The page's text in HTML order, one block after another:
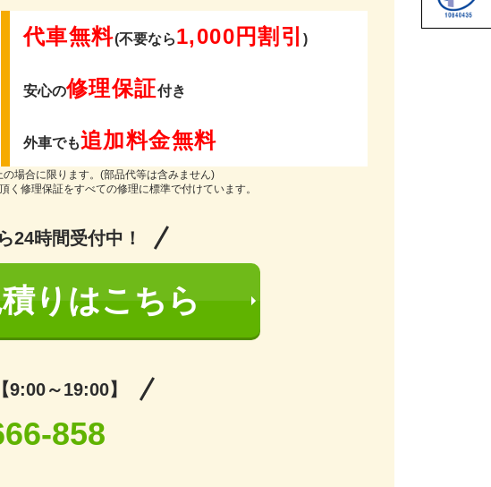
代車無料(不要なら1,000円割引)
安心の修理保証付き
外車でも追加料金無料
場合に限ります。(部品代等は含みません)
修理保証をすべての修理に標準で付けています。
24時間受付中！
りはこちら
～19:00】
858